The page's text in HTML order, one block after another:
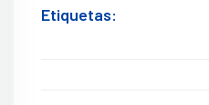
Etiquetas: